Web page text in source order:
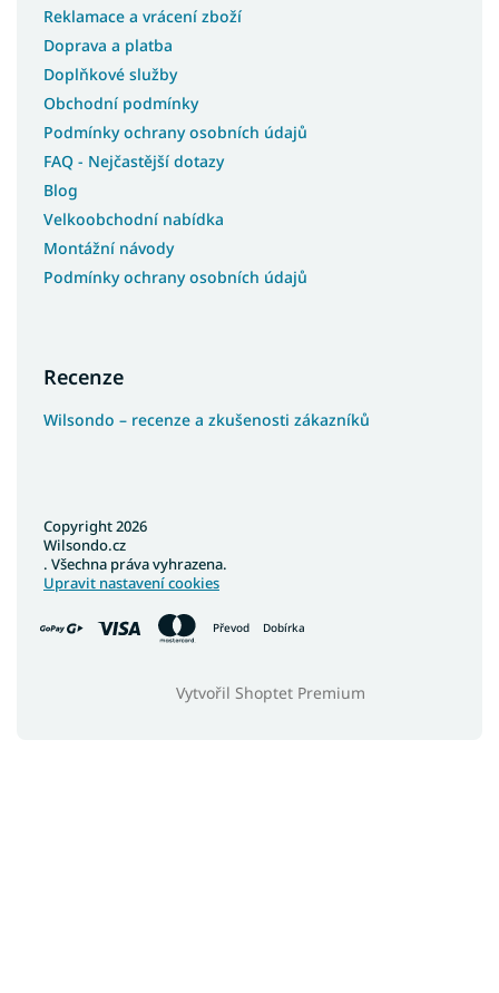
Reklamace a vrácení zboží
Doprava a platba
Doplňkové služby
Obchodní podmínky
Podmínky ochrany osobních údajů
FAQ - Nejčastější dotazy
Blog
Velkoobchodní nabídka
Montážní návody
Podmínky ochrany osobních údajů
Recenze
Wilsondo – recenze a zkušenosti zákazníků
Převod Dobírka
Vytvořil Shoptet Premium
Copyright 2026
Wilsondo.cz
. Všechna práva vyhrazena.
Upravit nastavení cookies